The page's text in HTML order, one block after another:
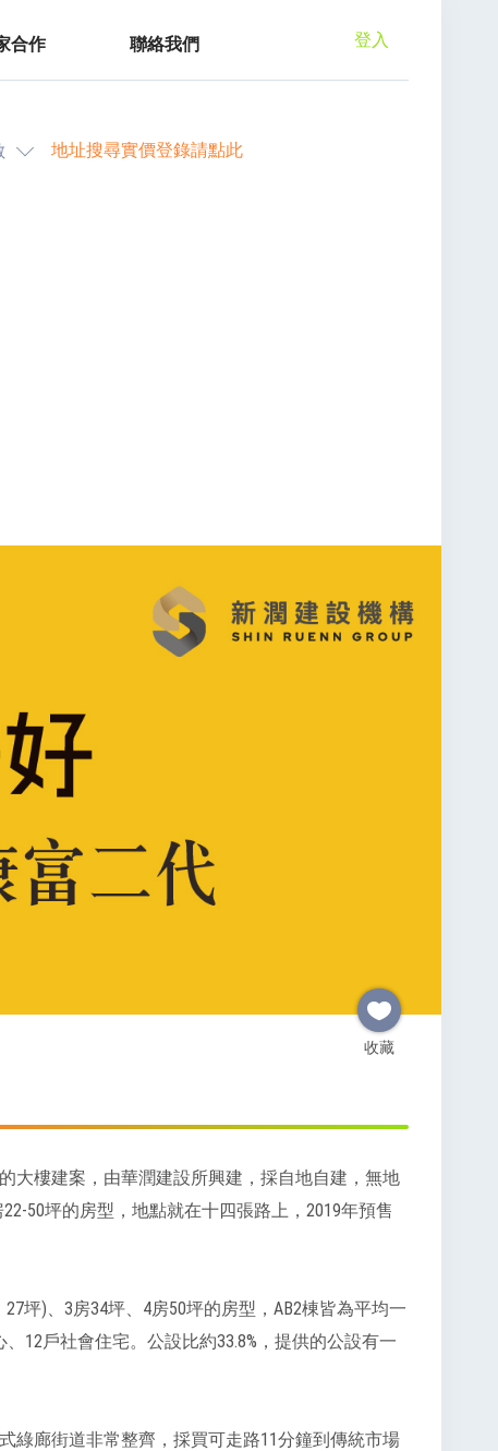
合作 聯絡我們 登入
地址搜尋實價登錄請點此
收藏
大樓建案，由華潤建設所興建，採自地自建，無地
50坪的房型，地點就在十四張路上，2019年預售
坪)、3房34坪、4房50坪的房型，AB2棟皆為平均一
12戶社會住宅。公設比約33.8%，提供的公設有一
綠廊街道非常整齊，採買可走路11分鐘到傳統市場